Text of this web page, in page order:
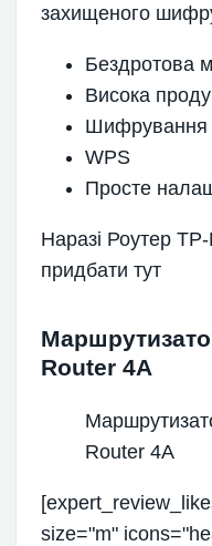
захищеного
Бездротова
Висока
Шифрування
WPS
Просте
Наразі Роутер
придбати тут
Router 4A
Router 4A
size="m"